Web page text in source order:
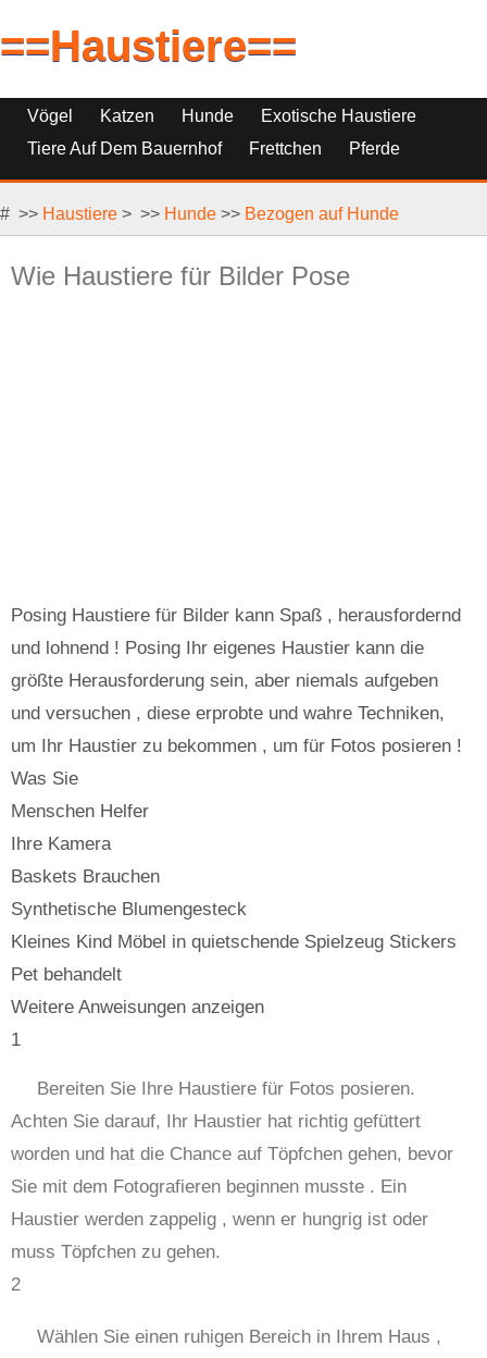
==Haustiere==
Vögel Katzen Hunde
Exotische Haustiere
Tiere Auf Dem Bauernhof
Frettchen
Pferde
Haustierfische
Haustierersatz
Reptilien, Nagetiere Und Kleintiere
# >> Haustiere > >> Hunde >> Bezogen auf Hunde
Wie Haustiere für Bilder Pose
Posing Haustiere für Bilder kann Spaß , herausfordernd
und lohnend ! Posing Ihr eigenes Haustier kann die
größte Herausforderung sein, aber niemals aufgeben
und versuchen , diese erprobte und wahre Techniken,
um Ihr Haustier zu bekommen , um für Fotos posieren !
Was Sie
Menschen Helfer
Ihre Kamera
Baskets Brauchen
Synthetische Blumengesteck
Kleines Kind Möbel in quietschende Spielzeug Stickers
Pet behandelt
Weitere Anweisungen anzeigen
1
Bereiten Sie Ihre Haustiere für Fotos posieren.
Achten Sie darauf, Ihr Haustier hat richtig gefüttert
worden und hat die Chance auf Töpfchen gehen, bevor
Sie mit dem Fotografieren beginnen musste . Ein
Haustier werden zappelig , wenn er hungrig ist oder
muss Töpfchen zu gehen.
2
Wählen Sie einen ruhigen Bereich in Ihrem Haus ,